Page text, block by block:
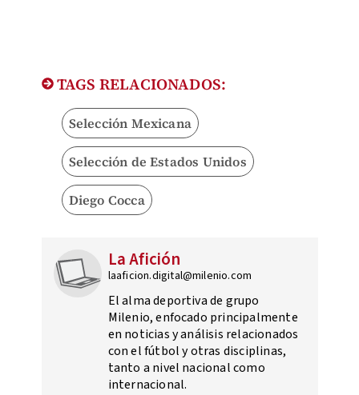
TAGS RELACIONADOS:
Selección Mexicana
Selección de Estados Unidos
Diego Cocca
La Afición
laaficion.digital@milenio.com
El alma deportiva de grupo
Milenio, enfocado principalmente
en noticias y análisis relacionados
con el fútbol y otras disciplinas,
tanto a nivel nacional como
internacional.